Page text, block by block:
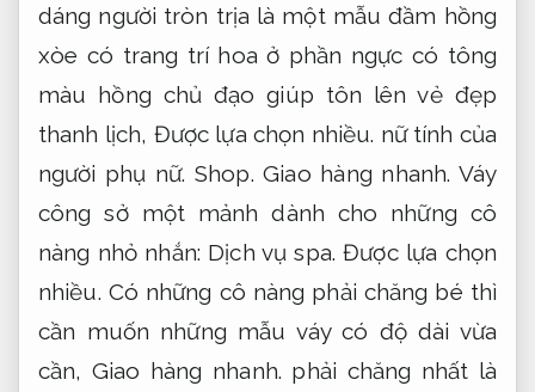
dáng người tròn trịa là một mẫu đầm hồng
xòe có trang trí hoa ở phần ngực có tông
màu hồng chủ đạo giúp tôn lên vẻ đẹp
thanh lịch, Được lựa chọn nhiều. nữ tính của
người phụ nữ.Shop. Giao hàng nhanh. Váy
công sở một mảnh dành cho những cô
nàng nhỏ nhắn: Dịch vụ spa. Được lựa chọn
nhiều. Có những cô nàng phải chăng bé thì
cần muốn những mẫu váy có độ dài vừa
cần,Giao hàng nhanh. phải chăng nhất là